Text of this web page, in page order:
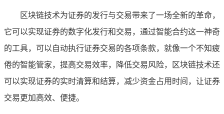
区块链技术为证券的发行与交易带来了一场全新的革命，
它可以实现证券的数字化发行和交易，通过智能合约这一神奇
的工具，可以自动执行证券交易的各项条款，就像一个不知疲
倦的智能管家，提高交易效率，降低交易风险，区块链技术还
可以实现证券的实时清算和结算，减少资金占用时间，让证券
交易更加高效、便捷。